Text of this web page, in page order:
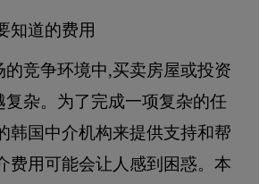
知道的费用
竞争环境中,买卖房屋或投资
复杂。为了完成一项复杂的任
韩国中介机构来提供支持和帮
费用可能会让人感到困惑。本